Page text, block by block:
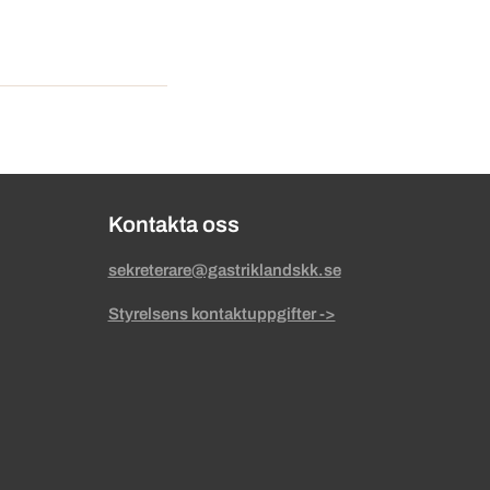
Kontakta oss
sekreterare@gastriklandskk.se
Styrelsens kontaktuppgifter ->